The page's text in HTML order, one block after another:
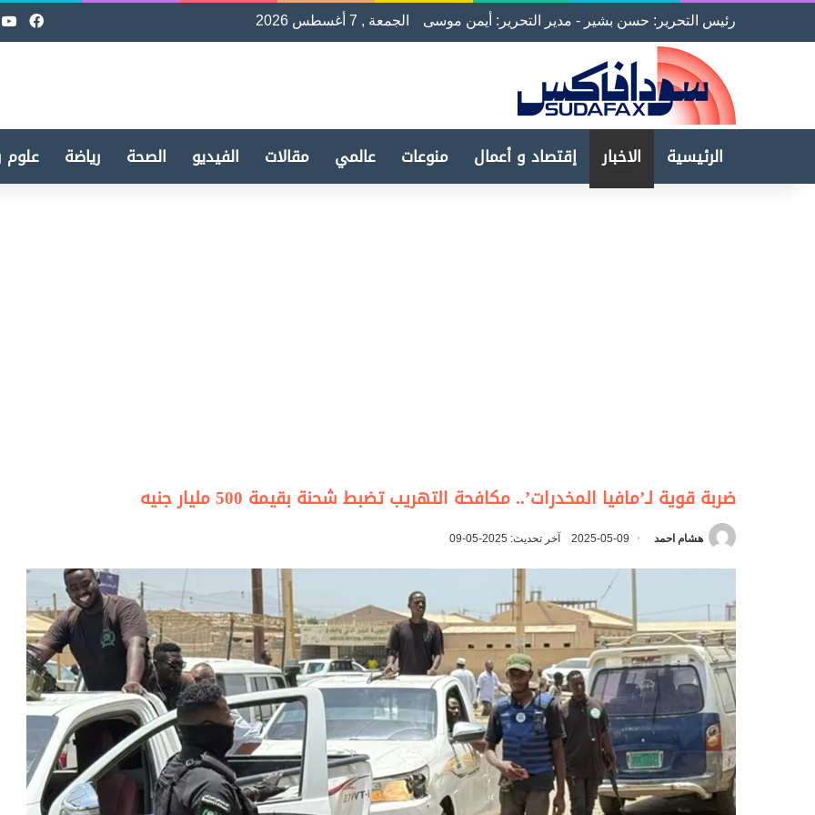
رئيس التحرير: حسن بشير - مدير التحرير: أيمن موسى الجمعة , 7 أغسطس 2026
الرئيسية الاخبار إقتصاد و أعمال منوعات عالمي مقالات الفيديو الصحة رياضة علوم
ضربة قوية لـ’مافيا المخدرات’.. مكافحة التهريب تضبط شحنة بقيمة 500 مليار جنيه
هشام احمد 2025-05-09 آخر تحديث: 2025-05-09